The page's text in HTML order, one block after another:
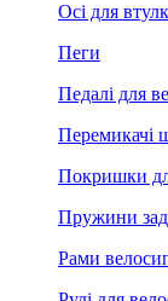
Осі для
Пеги
Педалі для
Перемикачі
Покришки
Пружини
Рами